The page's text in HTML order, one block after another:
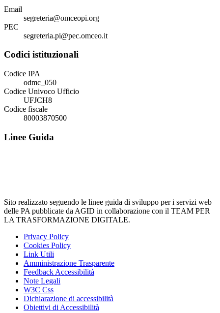
Email
segreteria@omceopi.org
PEC
segreteria.pi@pec.omceo.it
Codici istituzionali
Codice IPA
odmc_050
Codice Univoco Ufficio
UFJCH8
Codice fiscale
80003870500
Linee Guida
Sito realizzato seguendo le linee guida di sviluppo per i servizi web
delle PA pubblicate da AGID in collaborazione con il TEAM PER
LA TRASFORMAZIONE DIGITALE.
Privacy Policy
Cookies Policy
Link Utili
Amministrazione Trasparente
Feedback Accessibilità
Note Legali
W3C Css
Dichiarazione di accessibilità
Obiettivi di Accessibilità